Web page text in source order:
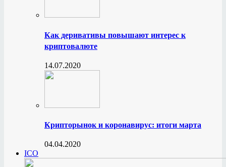
Как деривативы повышают интерес к
криптовалюте
14.07.2020
Крипторынок и коронавирус: итоги марта
04.04.2020
ICO